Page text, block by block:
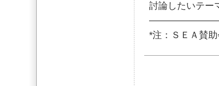
討論したいテー
*注：ＳＥＡ賛